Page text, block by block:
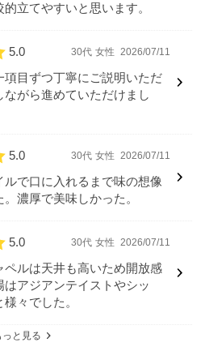
立てやすいと思います。
口コミ評価
5.0 30代 女性 2026/07/11
項目ずつ丁寧にご説明いただ
がら進めていただけまし
口コミ評価
5.0 30代 女性 2026/07/11
で口に入れるまで味の想像
濃厚で美味しかった。
口コミ評価
5.0 30代 女性 2026/07/11
ルは天井も高いため開放感
アジアンテイストやシッ
々でした。
っと見る